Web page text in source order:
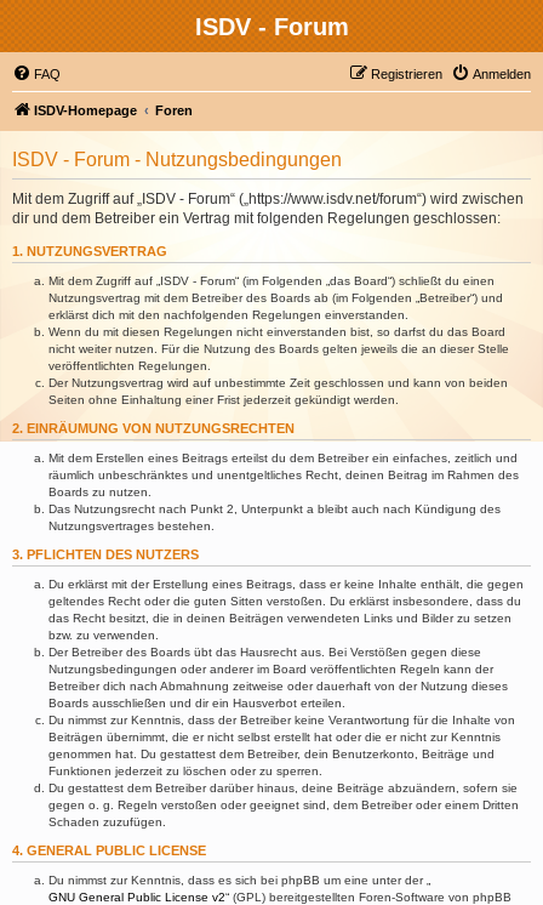
ISDV - Forum
FAQ Anmelden
Registrieren
ISDV-Homepage Foren
ISDV - Forum - Nutzungsbedingungen
Mit dem Zugriff auf „ISDV - Forum“ („https://www.isdv.net/forum“) wird zwischen
dir und dem Betreiber ein Vertrag mit folgenden Regelungen geschlossen:
1. NUTZUNGSVERTRAG
Mit dem Zugriff auf „ISDV - Forum“ (im Folgenden „das Board“) schließt du einen
Nutzungsvertrag mit dem Betreiber des Boards ab (im Folgenden „Betreiber“) und
erklärst dich mit den nachfolgenden Regelungen einverstanden.
Wenn du mit diesen Regelungen nicht einverstanden bist, so darfst du das Board
nicht weiter nutzen. Für die Nutzung des Boards gelten jeweils die an dieser Stelle
veröffentlichten Regelungen.
Der Nutzungsvertrag wird auf unbestimmte Zeit geschlossen und kann von beiden
Seiten ohne Einhaltung einer Frist jederzeit gekündigt werden.
2. EINRÄUMUNG VON NUTZUNGSRECHTEN
Mit dem Erstellen eines Beitrags erteilst du dem Betreiber ein einfaches, zeitlich und
räumlich unbeschränktes und unentgeltliches Recht, deinen Beitrag im Rahmen des
Boards zu nutzen.
Das Nutzungsrecht nach Punkt 2, Unterpunkt a bleibt auch nach Kündigung des
Nutzungsvertrages bestehen.
3. PFLICHTEN DES NUTZERS
Du erklärst mit der Erstellung eines Beitrags, dass er keine Inhalte enthält, die gegen
geltendes Recht oder die guten Sitten verstoßen. Du erklärst insbesondere, dass du
das Recht besitzt, die in deinen Beiträgen verwendeten Links und Bilder zu setzen
bzw. zu verwenden.
Der Betreiber des Boards übt das Hausrecht aus. Bei Verstößen gegen diese
Nutzungsbedingungen oder anderer im Board veröffentlichten Regeln kann der
Betreiber dich nach Abmahnung zeitweise oder dauerhaft von der Nutzung dieses
Boards ausschließen und dir ein Hausverbot erteilen.
Du nimmst zur Kenntnis, dass der Betreiber keine Verantwortung für die Inhalte von
Beiträgen übernimmt, die er nicht selbst erstellt hat oder die er nicht zur Kenntnis
genommen hat. Du gestattest dem Betreiber, dein Benutzerkonto, Beiträge und
Funktionen jederzeit zu löschen oder zu sperren.
Du gestattest dem Betreiber darüber hinaus, deine Beiträge abzuändern, sofern sie
gegen o. g. Regeln verstoßen oder geeignet sind, dem Betreiber oder einem Dritten
Schaden zuzufügen.
4. GENERAL PUBLIC LICENSE
Du nimmst zur Kenntnis, dass es sich bei phpBB um eine unter der „
GNU General Public License v2“ (GPL) bereitgestellten Foren-Software von phpBB